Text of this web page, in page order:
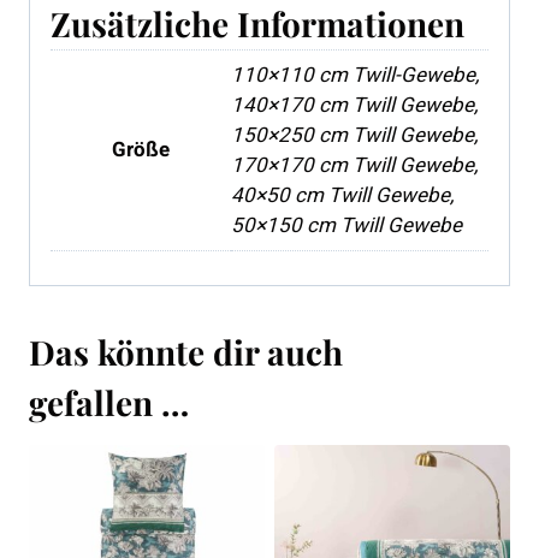
Zusätzliche Informationen
Größe
110×110 cm Twill-Gewebe,
140×170 cm Twill Gewebe,
150×250 cm Twill Gewebe,
170×170 cm Twill Gewebe,
40×50 cm Twill Gewebe,
50×150 cm Twill Gewebe
Das könnte dir auch
gefallen …